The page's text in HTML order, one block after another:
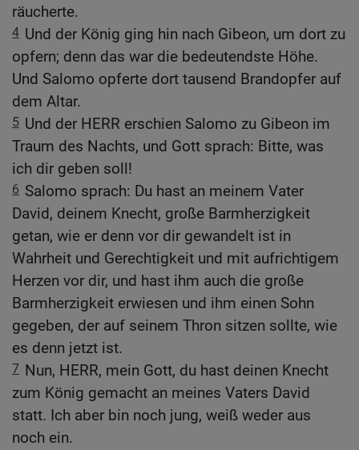
räucherte.
4 Und der König ging hin nach Gibeon, um dort zu
opfern; denn das war die bedeutendste Höhe.
Und Salomo opferte dort tausend Brandopfer auf
dem Altar.
5 Und der HERR erschien Salomo zu Gibeon im
Traum des Nachts, und Gott sprach: Bitte, was
ich dir geben soll!
6 Salomo sprach: Du hast an meinem Vater
David, deinem Knecht, große Barmherzigkeit
getan, wie er denn vor dir gewandelt ist in
Wahrheit und Gerechtigkeit und mit aufrichtigem
Herzen vor dir, und hast ihm auch die große
Barmherzigkeit erwiesen und ihm einen Sohn
gegeben, der auf seinem Thron sitzen sollte, wie
es denn jetzt ist.
7 Nun, HERR, mein Gott, du hast deinen Knecht
zum König gemacht an meines Vaters David
statt. Ich aber bin noch jung, weiß weder aus
noch ein.